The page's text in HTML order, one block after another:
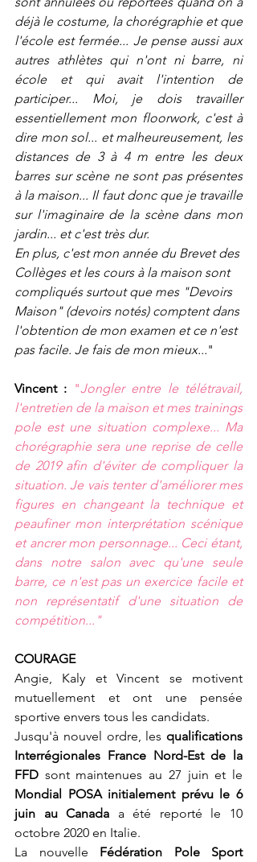
déjà le costume, la chorégraphie et que
l'école est fermée... Je pense aussi aux
autres athlètes qui n'ont ni barre, ni
école et qui avait l'intention de
participer... Moi, je dois travailler
essentiellement mon floorwork, c'est à
dire mon sol... et malheureusement, les
distances de 3 à 4 m entre les deux
barres sur scène ne sont pas présentes
à la maison... Il faut donc que je travaille
sur l'imaginaire de la scène dans mon
jardin... et c'est très dur.
En plus, c'est mon année du Brevet des
Collèges et les cours à la maison sont
compliqués surtout que mes "Devoirs
Maison" (devoirs notés) comptent dans
l'obtention de mon examen et ce n'est
pas facile. Je fais de mon mieux..."
Vincent : "Jongler entre le télétravail,
l'entretien de la maison et mes trainings
pole est une situation complexe... Ma
chorégraphie sera une reprise de celle
de 2019 afin d'éviter de compliquer la
situation. Je vais tenter d'améliorer mes
figures en changeant la technique et
peaufiner mon interprétation scénique
et ancrer mon personnage... Ceci étant,
dans notre salon avec qu'une seule
barre, ce n'est pas un exercice facile et
non représentatif d'une situation de
compétition..."
COURAGE
Angie, Kaly et Vincent se motivent
mutuellement et ont une pensée
sportive envers tous les candidats.
Jusqu'à nouvel ordre, les qualifications
Interrégionales France Nord-Est de la
FFD
Mondial POSA initialement prévu le 6
juin au Canada a été reporté le 10
octobre 2020 en Italie.
La nouvelle Fédération Pole Sport